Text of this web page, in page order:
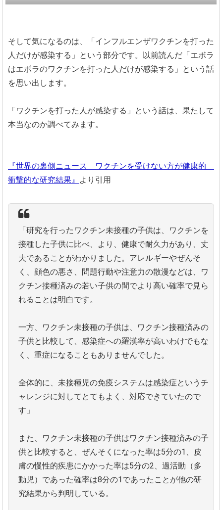
そして気になるのは、「インフルエンザワクチンを打った
人だけが感染する」という部分です。以前読んだ「エボラ
はエボラのワクチンを打った人だけが感染する」という話
を思い出します。
「ワクチンを打った人が感染する」という話は、果たして
本当なのか調べてみます。
『世界の裏側ニュース ワクチンを受けない方が健康的
衝撃的な研究結果』 より引用
「研究を行ったワクチン未接種の子供は、ワクチンを
接種した子供に比べ、より、健康で耐久力があり、丈
夫であることがわかりました。アレルギーやぜんそ
く、顔色の悪さ、問題行動や注意力の散漫などは、ワ
クチン接種済みの若い子供の間でより高い確率で見ら
れることは明白です。
一方、ワクチン未接種の子供は、ワクチン接種済みの
子供と比較して、感染症への羅漢率が高いわけでもな
く、重症になることもありませんでした。
全体的に、未接種児の免疫システムは感染症というチ
ャレンジに対してとてもよく、対応できていたので
す」
また、ワクチン未接種の子供はワクチン接種済みの子
供と比較すると、ぜんそくになった率は5分の1、皮
膚の慢性的疾患にかかった率は5分の2、過活動（多
動児）であった確率は8分の1であったことが他の研
究結果から判明している。